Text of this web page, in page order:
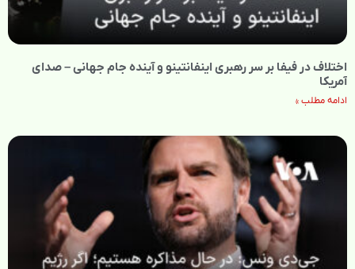
اختلاف در فیفا بر سر رهبری اینفانتینو و آینده جام جهانی – صدای
آمریکا
ادامه مطلب »